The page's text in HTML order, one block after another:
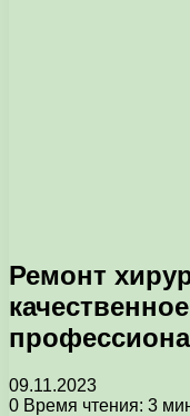
Ремонт
09.11.2023
0 Время чтения: 3